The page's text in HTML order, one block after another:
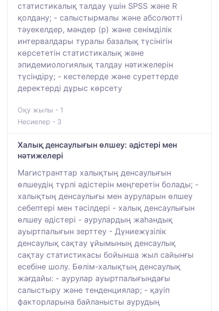
статистикалық талдау үшін SPSS және R
қолдану; - салыстырмалы және абсолютті
тәуекелдер, мәндер (p) және сенімділік
интервалдары туралы базалық түсінігін
көрсететін статистикалық және
эпидемиологиялық талдау нәтижелерін
түсіндіру; - кестелерде және суреттерде
деректерді дұрыс көрсету
Оқу жылы - 1
Несиелер - 3
Халық денсаулығын өлшеу: әдістері мен
нәтижелері
Магистранттар халықтың денсаулығын
өлшеудің түрлі әдістерін меңгеретін болады; -
халықтың денсаулығы мен ауруларын өлшеу
себептері мен тәсілдері - халық денсаулығын
өлшеу әдістері - аурулардың жаһандық
ауыртпалығын зерттеу - Дүниежүзілік
денсаулық сақтау ұйымының денсаулық
сақтау статистикасы бойынша жыл сайынғы
есебіне шолу. Бөлім-халықтың денсаулық
жағдайы: - аурулар ауыртпалығындағы
салыстыру және тенденциялар; - қауіп
факторларына байланысты аурудың